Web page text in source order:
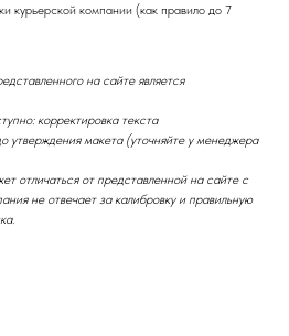
курьерской компании (как правило до 7
на сайте является
корректировка текста
утверждения макета (уточняйте у менеджера
отличаться от представленной на сайте с
не отвечает за калибровку и правильную